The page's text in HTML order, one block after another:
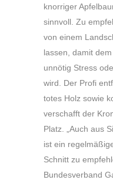
knorriger
sinnvoll. Zu
von einem
lassen, damit
unnötig Stress
wird. Der Profi
totes Holz sowie
verschafft der
Platz. „Auch aus
ist ein
Schnitt zu
Bundesverband